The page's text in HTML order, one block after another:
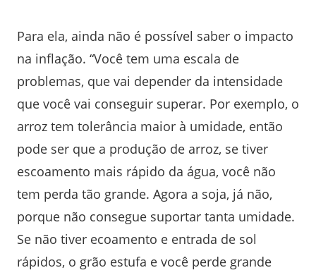
Para ela, ainda não é possível saber o impacto
na inflação. “Você tem uma escala de
problemas, que vai depender da intensidade
que você vai conseguir superar. Por exemplo, o
arroz tem tolerância maior à umidade, então
pode ser que a produção de arroz, se tiver
escoamento mais rápido da água, você não
tem perda tão grande. Agora a soja, já não,
porque não consegue suportar tanta umidade.
Se não tiver ecoamento e entrada de sol
rápidos, o grão estufa e você perde grande